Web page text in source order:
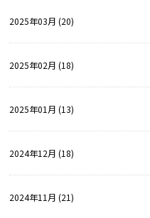
2025年03月 (20)
2025年02月 (18)
2025年01月 (13)
2024年12月 (18)
2024年11月 (21)